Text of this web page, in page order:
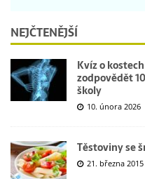
NEJČTENĚJŠÍ
Kvíz o
zodpovědět
školy
10. února 2026
Těstoviny se
21. března 2015